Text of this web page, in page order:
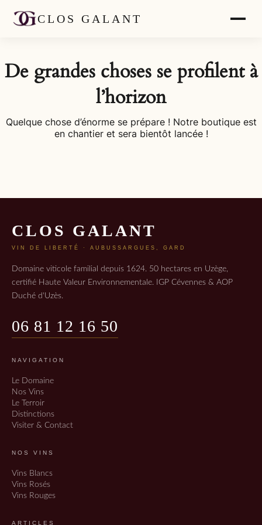
CLOS GALANT
De grandes choses se profilent à
l’horizon
Quelque chose d’énorme se prépare ! Notre boutique est
en chantier et sera bientôt lancée !
CLOS GALANT
VIN DE LIBERTÉ · AUBUSSARGUES, GARD
Domaine viticole familial depuis 1624. 50 hectares en Uzège,
certifié Haute Valeur Environnementale. IGP Cévennes & AOP
Duché d'Uzès.
06 81 12 16 50
NAVIGATION
Le Domaine
Nos Vins
Le Terroir
Distinctions
Visiter & Contact
NOS VINS
Vins Blancs
Vins Rosés
Vins Rouges
ARTICLES